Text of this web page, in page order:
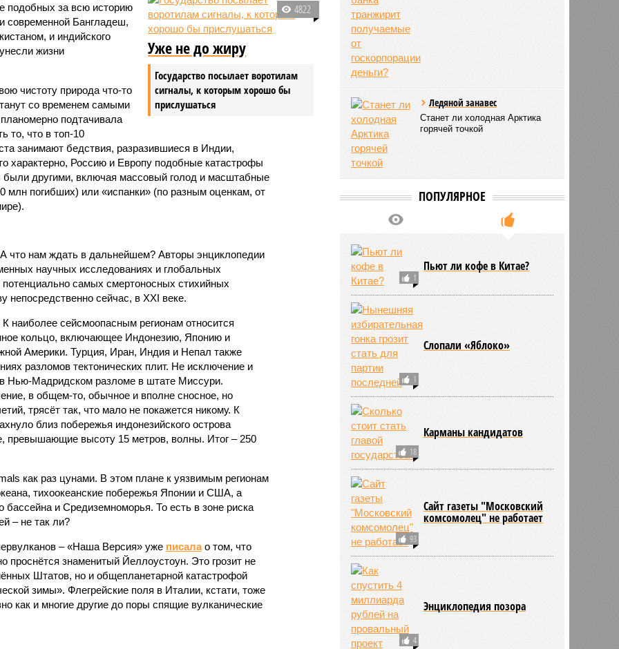
4822
Уже не до жиру
Государство посылает воротилам
сигналы, к которым хорошо бы
прислушаться
за всю историю
современной Бангладеш,
и индийского
жизни
чистоту природа что-то
со временем самыми
подтачивала
то, что в топ-10
занимают бедствия, разразившиеся в Индии,
характерно, Россию и Европу подобные катастрофы
были другими, включая массовый голод и масштабные
млн погибших) или «испанки» (по разным оценкам, от
что нам ждать в дальнейшем? Авторы энциклопедии
научных исследованиях и глобальных
потенциально самых смертоносных стихийных
непосредственно сейчас, в XXI веке.
наиболее сейсмоопасным регионам относится
кольцо, включающее Индонезию, Японию и
Америки. Турция, Иран, Индия и Непал также
разломов тектонических плит. Не исключение и
Нью-Мадридском разломе в штате Миссури.
в общем-то, обычное и вполне сносное, но
трясёт так, что мало не покажется никому. К
близ побережья индонезийского острова
превышающие высоту 15 метров, волны. Итог – 250
как раз цунами. В этом плане к уязвимым регионам
тихо­океанские побережья Японии и США, а
бассейна и Средиземноморья. То есть в зоне риска
– не так ли?
– «Наша Версия» уже писалао том, что
проснётся знаменитый Йеллоустоун. Это грозит не
Штатов, но и общепланетарной катастрофой
зимы». Флегрейские поля в Италии, кстати, тоже
как и многие другие до поры спящие вулканические
Ледяной занавес
Станет ли холодная Арктика
горячей точкой
ПОПУЛЯРНОЕ
1
Пьют ли кофе в Китае?
1
Слопали «Яблоко»
18
Карманы кандидатов
93
Сайт газеты "Московский
комсомолец" не работает
4
Энциклопедия позора